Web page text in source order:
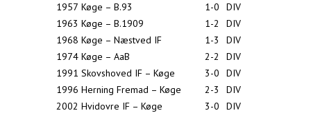
1957 Køge – B.93 1-0
DIV
1963 Køge – B.1909 1-2
DIV
1968 Køge – Næstved IF 1-3
DIV
1974 Køge – AaB 2-2
DIV
1991 Skovshoved IF – Køge 3-0
DIV
1996 Herning Fremad – Køge 2-3
DIV
2002 Hvidovre IF – Køge 3-0
DIV